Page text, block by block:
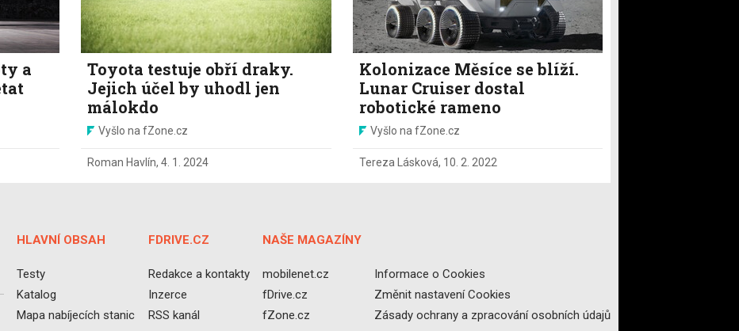
a
Toyota testuje obří draky.
Jejich účel by uhodl jen
málokdo
Vyšlo na fZone.cz
Roman Havlín,4. 1. 2024
Kolonizace Měsíce se blíží.
Lunar Cruiser dostal
robotické rameno
Vyšlo na fZone.cz
Tereza Lásková, 10. 2. 2022
HLAVNÍ OBSAH
Testy
Katalog
Mapa nabíjecích stanic
FDRIVE.CZ
Redakce a kontakty
Inzerce
RSS kanál
NAŠE MAGAZÍNY
mobilenet.cz
fDrive.cz
fZone.cz
Informace o Cookies
Změnit nastavení Cookies
Zásady ochrany a zpracování osobních údajů